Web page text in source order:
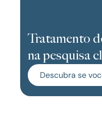
Tratamento
na pesquisa
Descubra se